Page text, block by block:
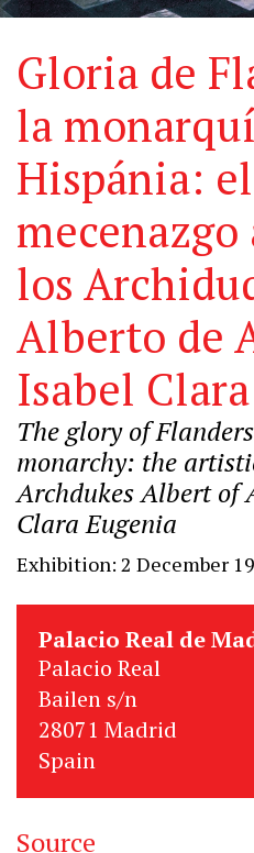
Gloria de
la
Hispánia: el
los
Alberto de
Isabel
The glory of
monarchy: the
Archdukes Albert of
Clara Eugenia
Exhibition: 2 December
Palacio Real de
Palacio Real
Bailen s/n
28071 Madrid
Spain
Source